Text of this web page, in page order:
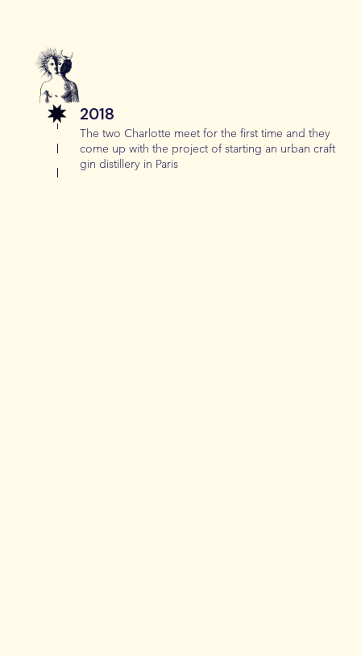
2018
The two Charlotte meet for the first time and they
come up with the project of starting an urban craft
gin distillery in Paris